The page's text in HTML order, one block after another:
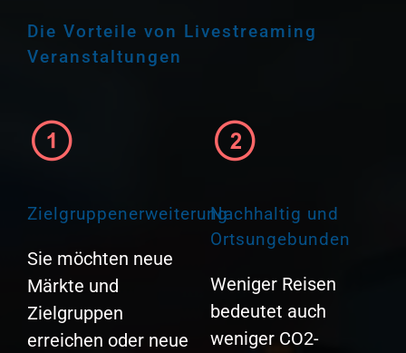
Die Vorteile von Livestreaming
Veranstaltungen
Zielgruppenerweiterung
Sie möchten neue
Märkte und
Zielgruppen
erreichen oder neue
Nachhaltig und
Ortsungebunden
Weniger Reisen
bedeutet auch
weniger CO2-